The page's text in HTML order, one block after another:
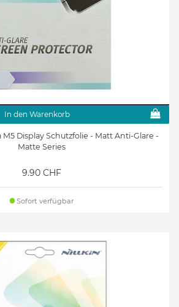
In den Warenkorb
M5 Display Schutzfolie - Matt Anti-Glare -
Matte Series
9.90 CHF
Sofort verfügbar